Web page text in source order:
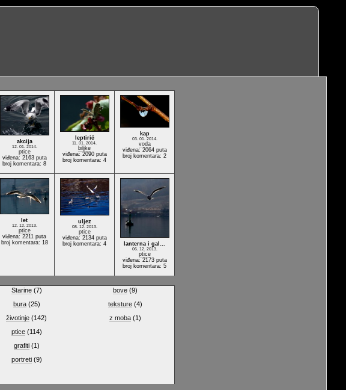
akcija
12. 01. 2014.
ptice
viđena: 2163 puta
broj komentara: 8
leptirić
11. 01. 2014.
biljke
viđena: 2090 puta
broj komentara: 4
kap
03. 01. 2014.
voda
viđena: 2064 puta
broj komentara: 2
let
12. 12. 2013.
ptice
viđena: 2211 puta
broj komentara: 18
uljez
08. 12. 2013.
ptice
viđena: 2134 puta
broj komentara: 4
lanterna i gal…
06. 12. 2013.
ptice
viđena: 2173 puta
broj komentara: 5
Starine(7)
bura(25)
životinje (142)
ptice(114)
grafiti(1)
portreti(9)
bove(9)
teksture(4)
z moba(1)